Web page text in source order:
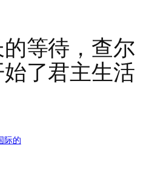
等待，查尔
了君主生活
际的